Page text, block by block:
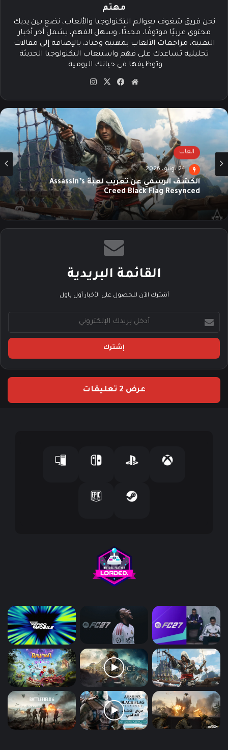
مهتم
نحن فريق شغوف بعوالم التكنولوجيا والألعاب، نضع بين يديك
محتوى عربيًا موثوقًا، محدثًا، وسهل الفهم، يشمل آخر أخبار
التقنية، مراجعات الألعاب بمهنية وحياد، بالإضافة إلى مقالات
تحليلية تساعدك على فهم واستيعاب التكنولوجيا الحديثة
وتوظيفها في حياتك اليومية.
موق
الوي
ب
في
وك
‫X
م
العاب
24 يونيو، 2026
الكشف الرسمي عن تعريب لعبة Assassin’s
Creed Black Flag Resynced
القائمة البريدية
أشترك الآن للحصول على الأخبار أول باول
خ
ب
ر
ك
عرض 2 تعليقات